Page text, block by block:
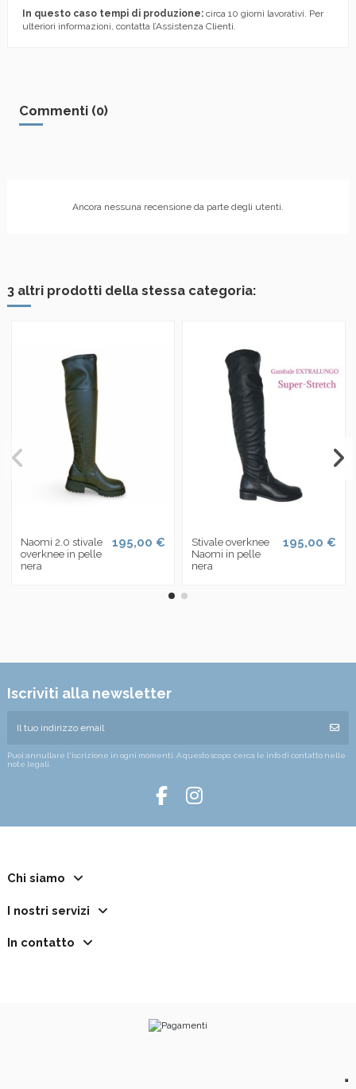
In questo caso tempi di produzione: circa 10 giorni lavorativi. Per
ulteriori informazioni, contatta l’Assistenza Clienti.
Commenti (0)
Ancora nessuna recensione da parte degli utenti.
3 altri prodotti della stessa categoria:
Naomi 2.0 stivale
overknee in pelle
nera
195,00 €
Stivale overknee
Naomi in pelle
nera
195,00 €
Iscriviti alla newsletter
Puoi annullare l'iscrizione in ogni momenti. A questo scopo, cerca le info di contatto nelle
note legali.
Chi siamo
I nostri servizi
In contatto